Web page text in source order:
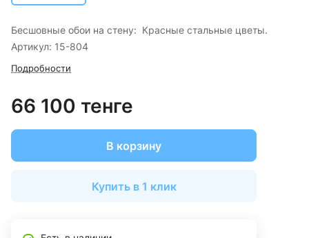
Бесшовные обои на стену: Красные стальные цветы.
Артикул: 15-804
Подробности
66 100 тенге
В корзину
Купить в 1 клик